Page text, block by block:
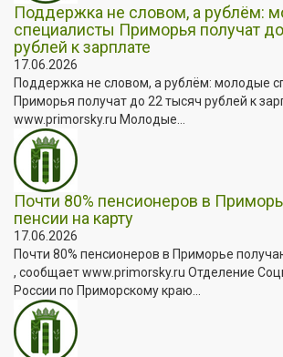
Поддержка не словом, а рублём:
специалисты Приморья получат
рублей к зарплате
17.06.2026
Поддержка не словом, а рублём: молодые
Приморья получат до 22 тысяч рублей к
www.primorsky.ru Молодые...
Почти 80% пенсионеров в
пенсии на карту
17.06.2026
Почти 80% пенсионеров в Приморье
, сообщает www.primorsky.ru Отделение
России по Приморскому краю...